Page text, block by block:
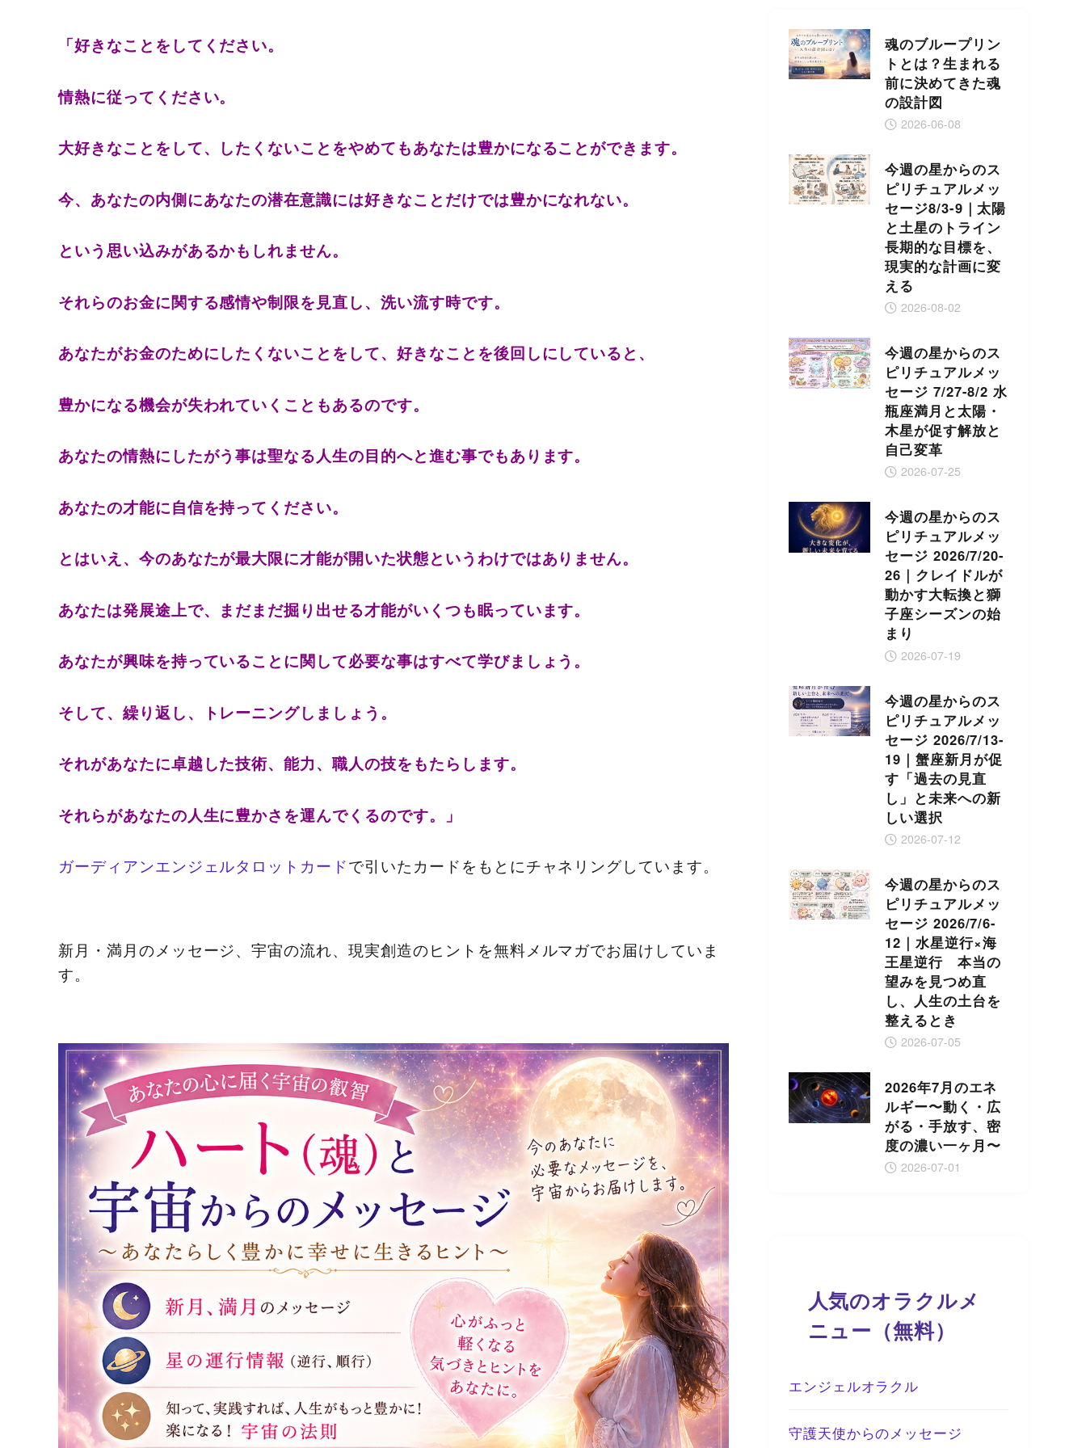
「好きなことをしてください。
情熱に従ってください。
大好きなことをして、したくないことをやめてもあなたは豊かになることができます。
今、あなたの内側にあなたの潜在意識には好きなことだけでは豊かになれない。
という思い込みがあるかもしれません。
それらのお金に関する感情や制限を見直し、洗い流す時です。
あなたがお金のためにしたくないことをして、好きなことを後回しにしていると、
豊かになる機会が失われていくこともあるのです。
あなたの情熱にしたがう事は聖なる人生の目的へと進む事でもあります。
あなたの才能に自信を持ってください。
とはいえ、今のあなたが最大限に才能が開いた状態というわけではありません。
あなたは発展途上で、まだまだ掘り出せる才能がいくつも眠っています。
あなたが興味を持っていることに関して必要な事はすべて学びましょう。
そして、繰り返し、トレーニングしましょう。
それがあなたに卓越した技術、能力、職人の技をもたらします。
それらがあなたの人生に豊かさを運んでくるのです。」
ガーディアンエンジェルタロットカードで引いたカードをもとにチャネリングしています。
新月・満月のメッセージ、宇宙の流れ、現実創造のヒントを無料メルマガでお届けしていま
す。
魂のブループリン
トとは？生まれる
前に決めてきた魂
の設計図
2026-06-08
今週の星からのス
ピリチュアルメッ
セージ8/3-9｜太陽
と土星のトライン
長期的な目標を、
現実的な計画に変
える
2026-08-02
今週の星からのス
ピリチュアルメッ
セージ 7/27-8/2 水
瓶座満月と太陽・
木星が促す解放と
自己変革
2026-07-25
今週の星からのス
ピリチュアルメッ
セージ 2026/7/20-
26｜クレイドルが
動かす大転換と獅
子座シーズンの始
まり
2026-07-19
今週の星からのス
ピリチュアルメッ
セージ 2026/7/13-
19｜蟹座新月が促
す「過去の見直
し」と未来への新
しい選択
2026-07-12
今週の星からのス
ピリチュアルメッ
セージ 2026/7/6-
12｜水星逆行×海
王星逆行 本当の
望みを見つめ直
し、人生の土台を
整えるとき
2026-07-05
2026年7月のエネ
ルギー〜動く・広
がる・手放す、密
度の濃い一ヶ月〜
2026-07-01
人気のオラクルメ
ニュー（無料）
エンジェルオラクル
守護天使からのメッセージ